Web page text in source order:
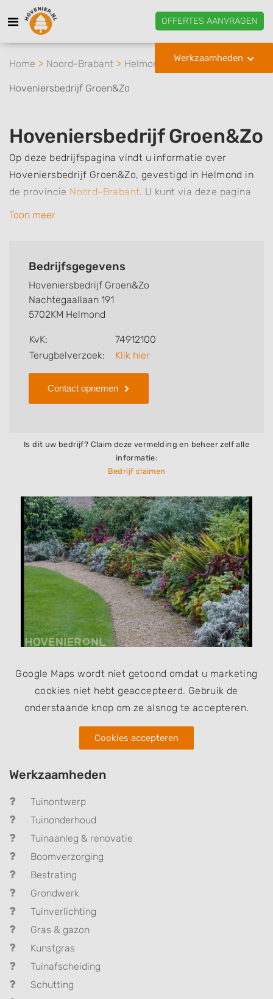
OFFERTES AANVRAGEN
Werkzaamheden
Home Noord-Brabant Helmond
Hoveniersbedrijf Groen&Zo
Hoveniersbedrijf Groen&Zo
Op deze bedrijfspagina vindt u informatie over
Hoveniersbedrijf Groen&Zo, gevestigd in Helmond in
de provincie Noord-Brabant. U kunt via deze pagina
eenvoudig contact met het bedrijf opnemen door te
kunt u snel zien welke zaken Hoveniersbedrijf
beoordeling of review achterlaten als u al ervaring
heeft met dit bedrijf.
Zoekt u een ander bedrijf? Bekijk dan andere
hoveniers en bedrijven inHelmond
Toon meer
Bedrijfsgegevens
Hoveniersbedrijf Groen&Zo
Nachtegaallaan 191
5702KM Helmond
KvK:
74912100
Terugbelverzoek:
Klik hier
Contact opnemen
Is dit uw bedrijf? Claim deze vermelding en beheer zelf alle
informatie:
Bedrijf claimen
Google Maps wordt niet getoond omdat u marketing
cookies niet hebt geaccepteerd. Gebruik de
onderstaande knop om ze alsnog te accepteren.
Cookies accepteren
Werkzaamheden
Tuinontwerp
Tuinonderhoud
Tuinaanleg & renovatie
Boomverzorging
Bestrating
Grondwerk
Tuinverlichting
Gras & gazon
Kunstgras
Tuinafscheiding
Schutting